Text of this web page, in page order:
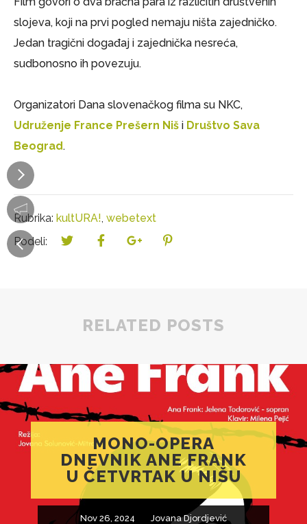
slojeva, koji na prvi pogled nemaju ništa zajedničko.
Jedan tragični događaj i zajednička nesreća,
sudbonosno ih povezuju.
Organizatori Dana slovenačkog filma su NKC,
Udruženje France Prešern Niš i Društvo Sava
Beograd.
Rubrika: kultURA!, webetext
Podeli:
RELATED POSTS
MONO-OPERA
DNEVNIK ANE FRANK
U ČETVRTAK U NIŠU
Nov 26, 2024
Jovana Djordjević